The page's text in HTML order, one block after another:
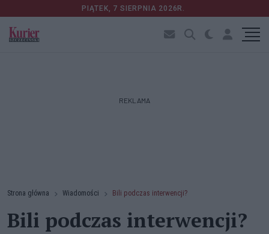
PIĄTEK, 7 SIERPNIA 2026R.
REKLAMA
Strona główna Wiadomości Bili podczas interwencji?
Bili podczas interwencji?